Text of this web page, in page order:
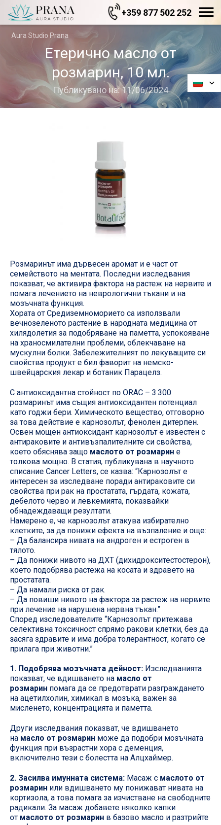
+359 877 502 252
Aura Studio Prana
Етерично масло от
розмарин, 10 мл.
Публикувано на: 11/06/2024
Розмаринът има дървесен аромат и е част от
семейството на ментата. Последни изследвания
показват, че активира фактора на растеж на нервите и
помага лечението на неврологични тъкани и на
мозъчната функция.
Хората от Средиземноморието са използвали
вечнозеленото растение в народната медицина от
хилядолетия за подобряване на паметта, успокояване
на храносмилателни проблеми, облекчаване на
мускулни болки. Забележителният по лекуващите си
свойства продукт е бил фаворит на немско-
швейцарския лекар и ботаник Парацелз.
С антиоксидантна стойност по ORAC – 3.300
розмаринът има същия антиоксидантен потенциал
като годжи бери. Химическото вещество, отговорно
за това действие е карнозолът, фенолен дитерпен.
Освен мощен антиоксидант карнозолът е известен с
антираковите и антивъзпалителните си свойства,
което обяснява защо маслото от розмарин е
толкова мощно. В статия, публикувана в научното
списание Cancer Letters, се казва: “Карнозолът е
интересен за изследване поради антираковите си
свойства при рак на простатата, гърдата, кожата,
дебелото черво и левкемията, показвайки
обнадеждаващи резултати.
Намерено е, че карнозолът атакува избирателно
клетките, за да понижи ефекта на възпаление и още:
– Да балансира нивата на андроген и естроген в
тялото.
– Да понижи нивото на ДХТ (дихидрокситестостерон),
което подобрява растежа на косата и здравето на
простатата.
– Да намали риска от рак.
– Да повиши нивото на фактора за растеж на нервите
при лечение на нарушена нервна тъкан.”
Според изследователите “Карнозолът притежава
селективна токсичност спрямо ракови клетки, без да
засяга здравите и има добра толерантност, когато се
прилага при животни.”
1. Подобрява мозъчната дейност: Изследванията
показват, че вдишването на масло от
розмарин помага да се предотврати разграждането
на ацетилхолин, химикал в мозъка, важен за
мисленето, концентрацията и паметта.
Други изследвания показват, че вдишването
на масло от розмарин може да подобри мозъчната
функция при възрастни хора с деменция,
включително тези с болестта на Алцхаймер.
2. Засилва имунната система: Масаж с маслото от
розмарин или вдишването му понижават нивата на
кортизола, а това помага за изчистване на свободните
радикали. За масаж добавете няколко капки
от маслото от розмарин в базово масло и разтрийте